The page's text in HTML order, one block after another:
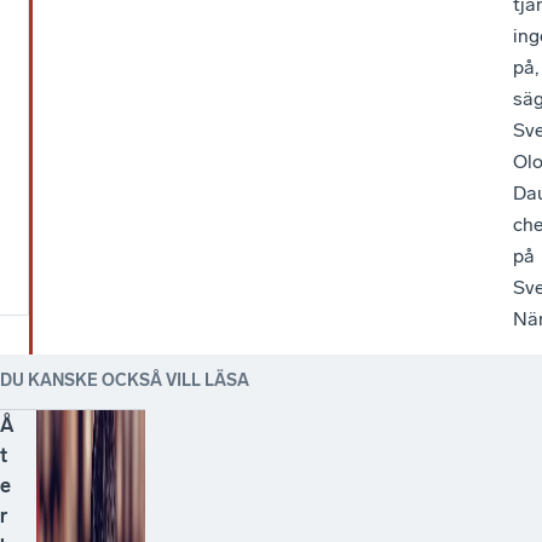
på,
på
DU KANSKE OCKSÅ VILL LÄSA
Å
t
e
r